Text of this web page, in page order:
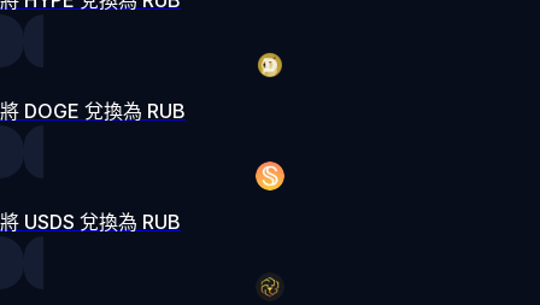
將 DOGE 兌換為 RUB
將 USDS 兌換為 RUB